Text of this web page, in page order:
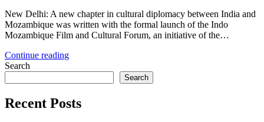
New Delhi: A new chapter in cultural diplomacy between India and
Mozambique was written with the formal launch of the Indo
Mozambique Film and Cultural Forum, an initiative of the…
Continue reading
Search
Search
Recent Posts